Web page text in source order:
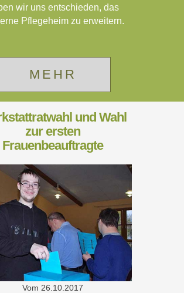
wir uns entschieden, das
Pflegeheim zu erweitern.
MEHR
und Wahl
zur ersten
Frauenbeauftragte
Vom 26.10.2017